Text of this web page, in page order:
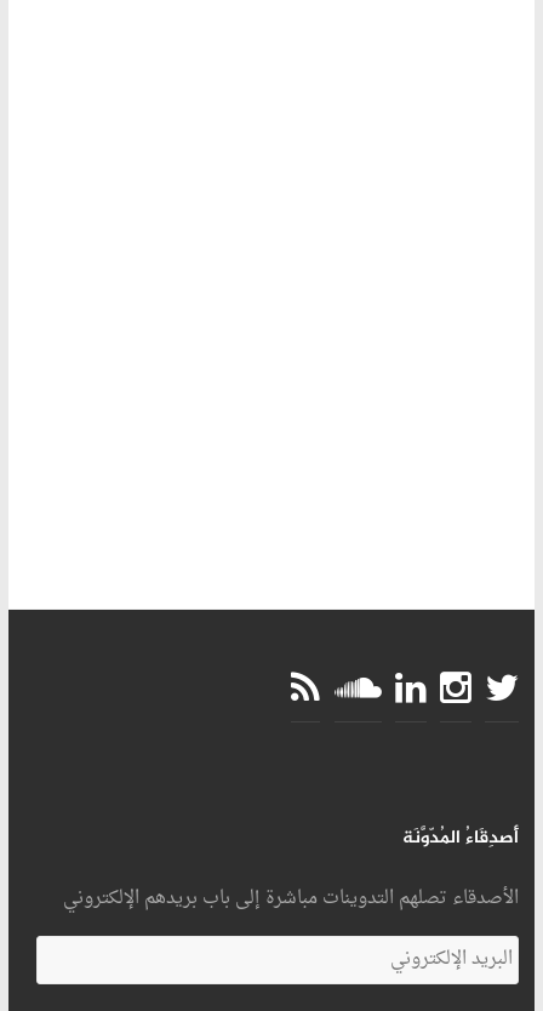
أَصدِقَاءُ المُدّوَّنَة
الأصدقاء تصلهم التدوينات مباشرة إلى باب بريدهم الإلكتروني
البريد
الإلكتروني